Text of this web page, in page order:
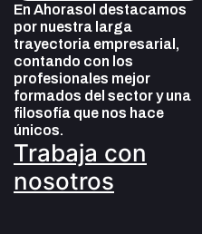
En Ahorasol destacamos
por nuestra larga
trayectoria empresarial,
contando con los
profesionales mejor
formados del sector y una
filosofía que nos hace
únicos.
Trabaja con
nosotros